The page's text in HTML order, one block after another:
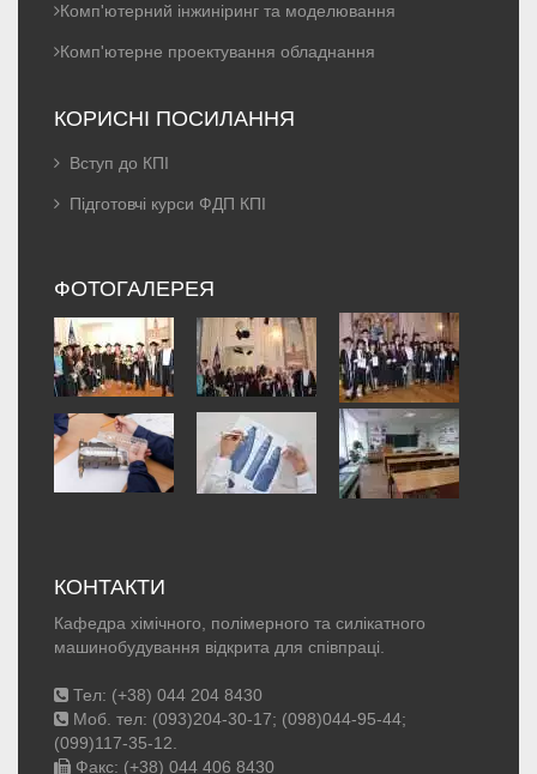
Комп'ютерний інжиніринг та моделювання
Комп'ютерне проектування обладнання
КОРИСНІ ПОСИЛАННЯ
Вступ до КПІ
Підготовчі курси ФДП КПІ
ФОТОГАЛЕРЕЯ
КОНТАКТИ
Кафедра хімічного, полімерного та силікатного
машинобудування відкрита для співпраці.
Тел: (+38) 044 204 8430
Моб. тел: (093)204-30-17; (098)044-95-44;
(099)117-35-12.
Факс: (+38) 044 406 8430